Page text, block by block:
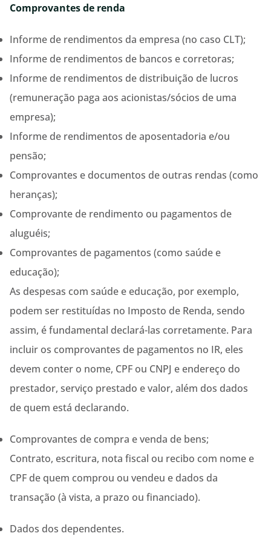
Comprovantes de renda
Informe de rendimentos da empresa (no caso CLT);
Informe de rendimentos de bancos e corretoras;
Informe de rendimentos de distribuição de lucros
(remuneração paga aos acionistas/sócios de uma
empresa);
Informe de rendimentos de aposentadoria e/ou
pensão;
Comprovantes e documentos de outras rendas (como
heranças);
Comprovante de rendimento ou pagamentos de
aluguéis;
Comprovantes de pagamentos (como saúde e
educação);
As despesas com saúde e educação, por exemplo,
podem ser restituídas no Imposto de Renda, sendo
assim, é fundamental declará-las corretamente. Para
incluir os comprovantes de pagamentos no IR, eles
devem conter o nome, CPF ou CNPJ e endereço do
prestador, serviço prestado e valor, além dos dados
de quem está declarando.
Comprovantes de compra e venda de bens;
Contrato, escritura, nota fiscal ou recibo com nome e
CPF de quem comprou ou vendeu e dados da
transação (à vista, a prazo ou financiado).
Dados dos dependentes.